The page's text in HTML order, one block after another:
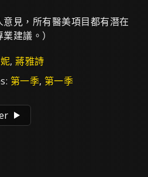
意見，所有醫美項目都有潛在
建議。）
,蔣雅詩
第一季, 第一季